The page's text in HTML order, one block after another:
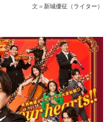
文＝新城優征（ライター）